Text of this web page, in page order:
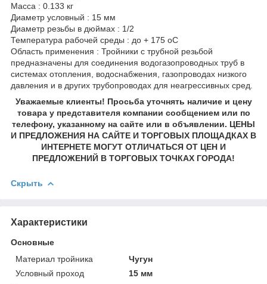
Масса : 0.133 кг
Диаметр условный : 15 мм
Диаметр резьбы в дюймах : 1/2
Температура рабочей среды : до + 175 оС
Область применения : Тройники с трубной резьбой
предназначены для соединения водогазопроводных труб в
системах отопления, водоснабжения, газопроводах низкого
давления и в других трубопроводах для неагрессивных сред.
Уважаемые клиенты! Просьба уточнять наличие и цену
товара у представителя компании сообщением или по
телефону, указанному на сайте или в объявлении. ЦЕНЫ
И ПРЕДЛОЖЕНИЯ НА САЙТЕ И ТОРГОВЫХ ПЛОЩАДКАХ В
ИНТЕРНЕТЕ МОГУТ ОТЛИЧАТЬСЯ ОТ ЦЕН И
ПРЕДЛОЖЕНИЙ В ТОРГОВЫХ ТОЧКАХ ГОРОДА!
Скрыть
Характеристики
Основные
Материал тройника
Чугун
Условный проход
15 мм